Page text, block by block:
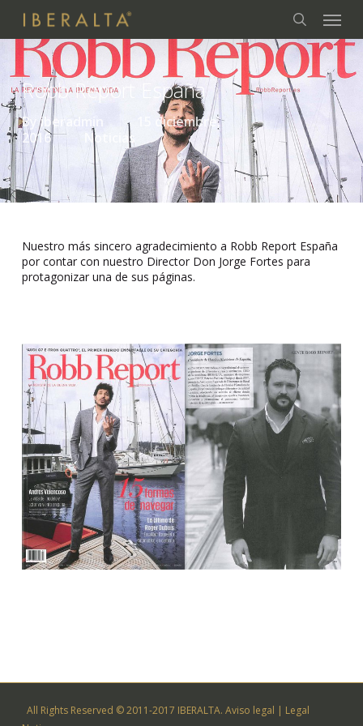
main
content
search
Menu
Robb Report España
By iberadmin
15 diciembre,
2016
Noticias
Nuestro más sincero agradecimiento a Robb Report España
por contar con nuestro Director Don Jorge Fortes para
protagonizar una de sus páginas.
All Rights Reserved © 2011-2017 IBERALTA. Aviso legal | Legal